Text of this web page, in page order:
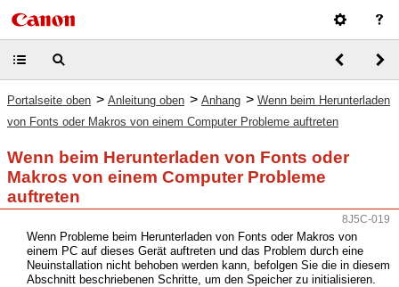
Portalseite oben > Anleitung oben > Anhang > Wenn beim Herunterladen
von Fonts oder Makros von einem Computer Probleme auftreten
Wenn beim Herunterladen von Fonts oder
Makros von einem Computer Probleme
auftreten
8J5C-019
Wenn Probleme beim Herunterladen von Fonts oder Makros von
einem PC auf dieses Gerät auftreten und das Problem durch eine
Neuinstallation nicht behoben werden kann, befolgen Sie die in diesem
Abschnitt beschriebenen Schritte, um den Speicher zu initialisieren.